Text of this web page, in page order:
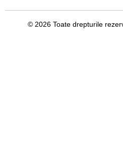
© 2026 Toate drepturile